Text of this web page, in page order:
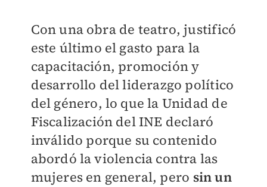
Con una obra de teatro, justificó
este último el gasto para la
capacitación, promoción y
desarrollo del liderazgo político
del género, lo que la Unidad de
Fiscalización del INE declaró
inválido porque su contenido
abordó la violencia contra las
mujeres en general, pero sin un